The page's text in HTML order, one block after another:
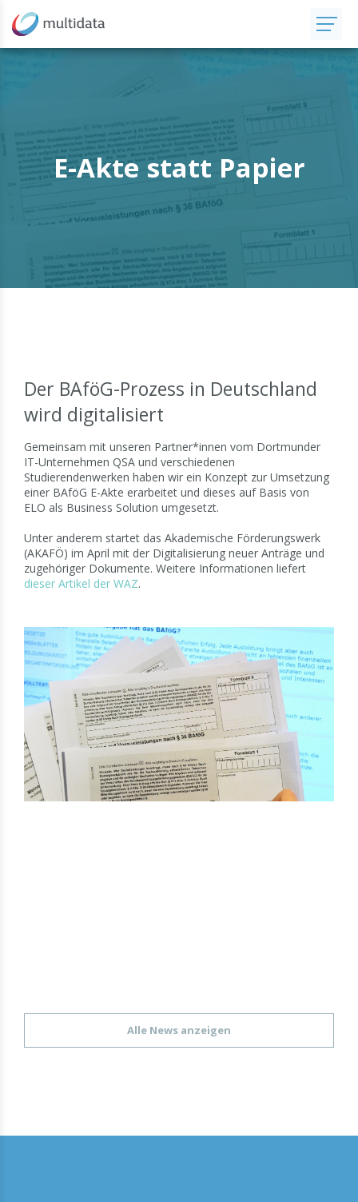
E-Akte statt Papier
Der BAföG-Prozess in Deutschland
wird digitalisiert
Gemeinsam mit unseren Partner*innen vom Dortmunder
IT-Unternehmen QSA und verschiedenen
Studierendenwerken haben wir ein Konzept zur Umsetzung
einer BAföG E-Akte erarbeitet und dieses auf Basis von
ELO als Business Solution umgesetzt.
Unter anderem startet das Akademische Förderungswerk
(AKAFÖ) im April mit der Digitalisierung neuer Anträge und
zugehöriger Dokumente. Weitere Informationen liefert
dieser Artikel der WAZ.
Alle News anzeigen